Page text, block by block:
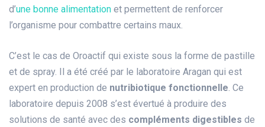
d’une bonne alimentation et permettent de renforcer
l’organisme pour combattre certains maux.
C’est le cas de Oroactif qui existe sous la forme de pastille
et de spray. Il a été créé par le laboratoire Aragan qui est
expert en production de nutribiotique fonctionnelle. Ce
laboratoire depuis 2008 s’est évertué à produire des
solutions de santé avec des compléments digestibles de